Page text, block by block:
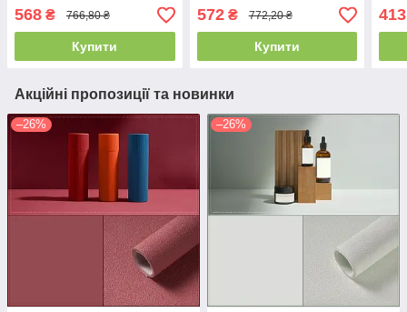
568 ₴ 766,80 ₴
Купити
572₴ 772,20 ₴
Купити
413
Акційні пропозиції та новинки
–26% –26%